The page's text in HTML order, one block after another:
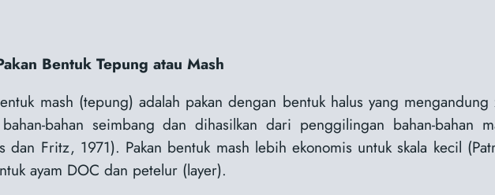
Bentuk Tepung atau Mash
mash (tepung) adalah pakan dengan bentuk halus yang
bahan seimbang dan dihasilkan dari penggilingan bahan-bahan
dan Fritz, 1971). Pakan bentuk mash lebih ekonomis untuk skala kecil
ayam DOC dan petelur (layer).